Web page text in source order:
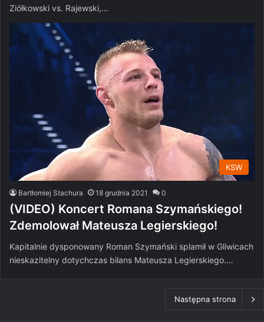
Ziółkowski vs. Rajewski,…
KSW
Bartłomiej Stachura 18 grudnia 2021 0
(VIDEO) Koncert Romana Szymańskiego!
Zdemolował Mateusza Legierskiego!
Kapitalnie dysponowany Roman Szymański splamił w Gliwicach
nieskazitelny dotychczas bilans Mateusza Legierskiego.…
Następna strona